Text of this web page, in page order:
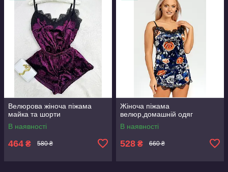
Велюрова жіноча піжама
майка та шорти
В наявності
464 ₴ 580 ₴
Жіноча піжама
велюр,домашній одяг
В наявності
528 ₴ 660 ₴